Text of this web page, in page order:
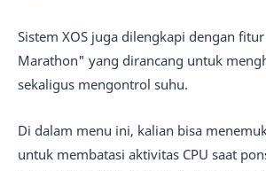
Sistem XOS juga dilengkapi dengan
Marathon" yang dirancang untuk
sekaligus mengontrol suhu.
Di dalam menu ini, kalian bisa
untuk membatasi aktivitas CPU saat